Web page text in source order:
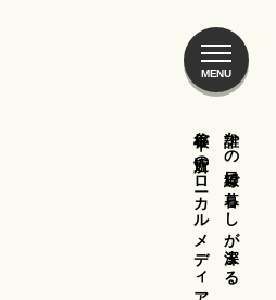
誰かの目線で暮らしが深まる
谷根千ご近所のローカルメディア